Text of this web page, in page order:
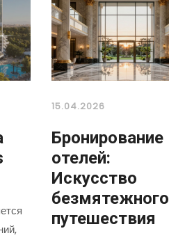
15.04.2026
Бронирование
отелей:
Искусство
безмятежного
путешествия